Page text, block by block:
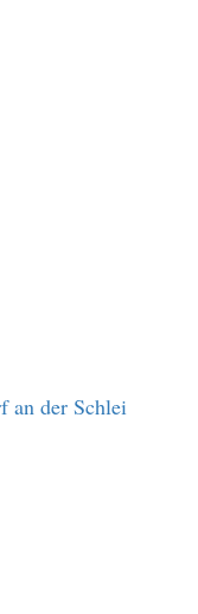
an der Schlei